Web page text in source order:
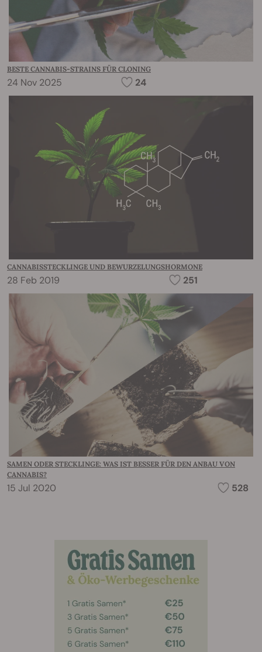
BESTE CANNABIS-STRAINS FÜR CLONING
24 Nov 2025 24
CANNABISSTECKLINGE UND BEWURZELUNGSHORMONE
28 Feb 2019 251
SAMEN ODER STECKLINGE: WAS IST BESSER FÜR DEN ANBAU VON
CANNABIS?
15 Jul 2020 528